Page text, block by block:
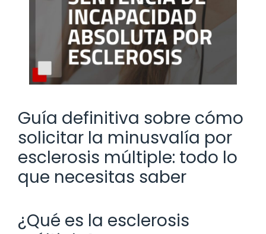
Guía definitiva sobre cómo
solicitar la minusvalía por
esclerosis múltiple: todo lo
que necesitas saber
¿Qué es la esclerosis